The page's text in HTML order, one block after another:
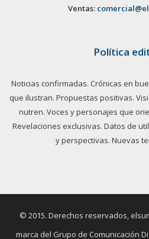
Ventas:
Política
Noticias confirmadas. Crónicas en
que ilustran. Propuestas positivas.
nutren. Voces y personajes que
Revelaciones exclusivas. Datos de
y perspectivas. Nuevas
© 2015. Derechos reservados,
marca del Grupo de Comunicación